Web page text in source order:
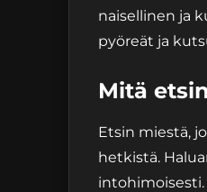
naisellinen ja
pyöreät ja
Mitä etsin
Etsin miestä,
hetkistä.
intohimoisesti.